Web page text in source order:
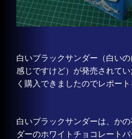
白いブラックサンダー（白い
感じですけど）が発売されて
く購入できましたのでレポート
白いブラックサンダーは、か
ダーのホワイトチョコレート